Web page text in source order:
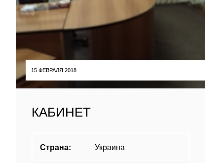
15 ФЕВРАЛЯ 2018
КАБИНЕТ
Страна: Украина